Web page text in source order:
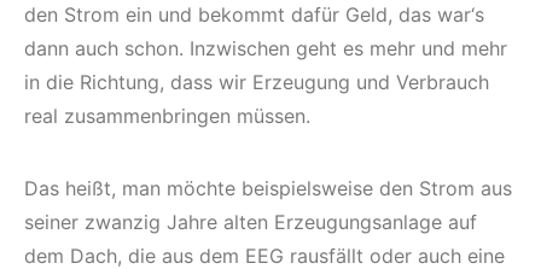
den Strom ein und bekommt dafür Geld, das war‘s
dann auch schon. Inzwischen geht es mehr und mehr
in die Richtung, dass wir Erzeugung und Verbrauch
real zusammenbringen müssen.
Das heißt, man möchte beispielsweise den Strom aus
seiner zwanzig Jahre alten Erzeugungsanlage auf
dem Dach, die aus dem EEG rausfällt oder auch eine